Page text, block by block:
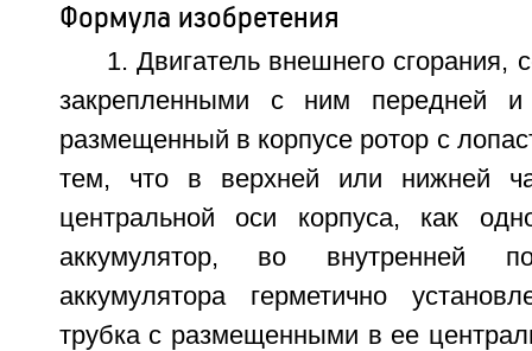
Формула изобретения
1. Двигатель внешнего сгорания,
закрепленными с ним передней
размещенный в корпусе ротор с
тем, что в верхней или нижней
центральной оси корпуса, как
аккумулятор, во внутренней
аккумулятора герметично
трубка с размещенными в ее